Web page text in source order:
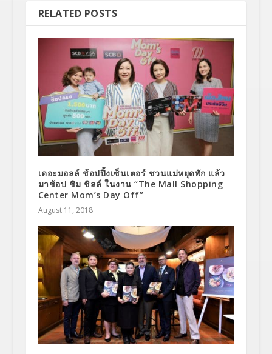
RELATED POSTS
เดอะมอลล์ ช้อปปิ้งเซ็นเตอร์ ชวนแม่หยุดพัก แล้ว
มาช้อป ชิม ชิลล์ ในงาน “The Mall Shopping
Center Mom’s Day Off”
August 11, 2018